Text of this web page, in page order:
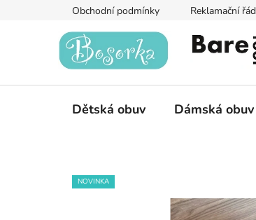
Obchodní podmínky Reklamační řád
Dětská obuv Dámská obuv
NOVINKA